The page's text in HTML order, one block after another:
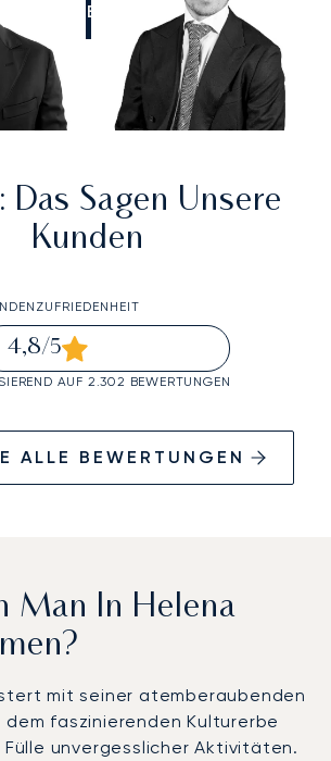
SIE UNS AN
: Das Sagen Unsere
Kunden
4,8/5
AUF 2.302 BEWERTUNGEN
ALLE BEWERTUNGEN
Man In Helena
mit seiner atemberaubenden
faszinierenden Kulturerbe
unvergesslicher Aktivitäten.